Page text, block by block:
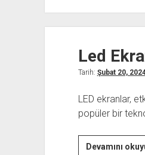
Led
Tarih: Şubat 20,
LED ekranlar,
popüler bir
Devamını